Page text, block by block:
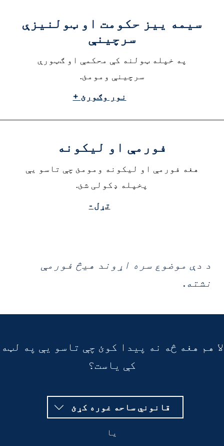
سیمه ییز حکومت او ټولنیزې
سرچینې
په خپله ټولنه کې محکمې او ګټورې
سرچینې ومومئ.
نور وګورئ +
فورمې او لیکونه
هغه فورمې او لیکونه ومومئ چې تاسو یې
پخپله ډکولی شئ.
تړل -
د دې موضوع سره اړوند هیڅ فورمې
نشته.
هم هغه څه نه پیدا کوئ چې تاسو یې په لټه
کې یاست؟
قانوني ساحه غوره کړئ